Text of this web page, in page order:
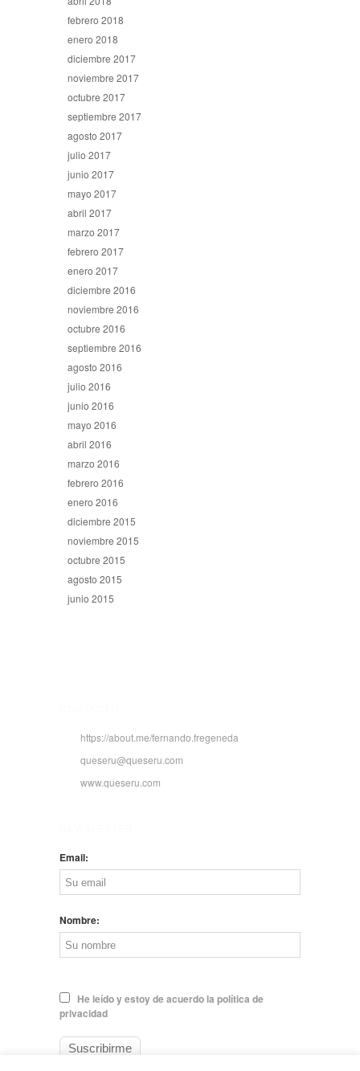
febrero 2018
enero 2018
diciembre 2017
noviembre 2017
octubre 2017
septiembre 2017
agosto 2017
julio 2017
junio 2017
mayo 2017
abril 2017
marzo 2017
febrero 2017
enero 2017
diciembre 2016
noviembre 2016
octubre 2016
septiembre 2016
agosto 2016
julio 2016
junio 2016
mayo 2016
abril 2016
marzo 2016
febrero 2016
enero 2016
diciembre 2015
noviembre 2015
octubre 2015
agosto 2015
junio 2015
https://about.me/fernando.fregeneda
queseru@queseru.com
www.queseru.com
Email:
Nombre:
He leído y estoy de acuerdo la política de
privacidad